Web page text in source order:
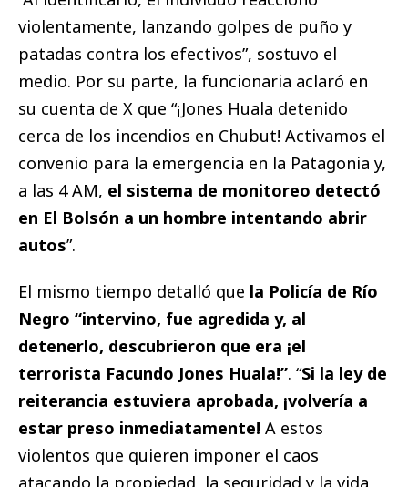
violentamente, lanzando golpes de puño y
patadas contra los efectivos”, sostuvo el
medio. Por su parte, la funcionaria aclaró en
su cuenta de X que “¡Jones Huala detenido
cerca de los incendios en Chubut! Activamos el
convenio para la emergencia en la Patagonia y,
a las 4 AM, el sistema de monitoreo detectó
en El Bolsón a un hombre intentando abrir
autos”.
El mismo tiempo detalló que la Policía de Río
Negro “intervino, fue agredida y, al
detenerlo, descubrieron que era ¡el
terrorista Facundo Jones Huala!”. “Si la ley de
reiterancia estuviera aprobada, ¡volvería a
estar preso inmediatamente! A estos
violentos que quieren imponer el caos
atacando la propiedad, la seguridad y la vida